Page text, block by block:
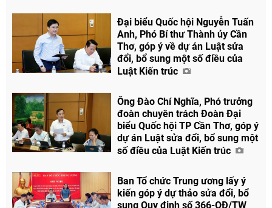
Đại biểu Quốc hội Nguyễn Tuấn
Anh, Phó Bí thư Thành ủy Cần
Thơ, góp ý về dự án Luật sửa
đổi, bổ sung một số điều của
Luật Kiến trúc
Ông Đào Chí Nghĩa, Phó trưởng
đoàn chuyên trách Đoàn Đại
biểu Quốc hội TP Cần Thơ, góp ý
dự án Luật sửa đổi, bổ sung một
số điều của Luật Kiến trúc
Ban Tổ chức Trung ương lấy ý
kiến góp ý dự thảo sửa đổi, bổ
sung Quy định số 366-QĐ/TW